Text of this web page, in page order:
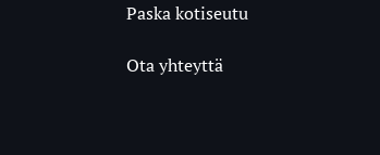
Paska kotiseutu
Ota yhteyttä